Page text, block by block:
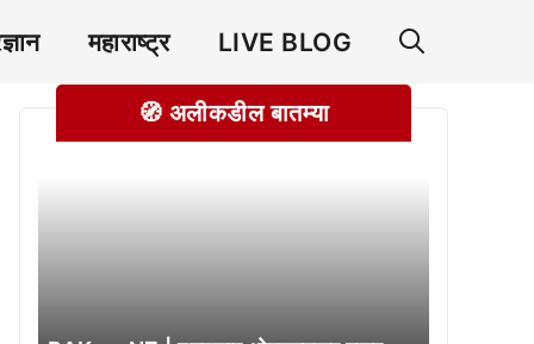
महाराष्ट्र LIVE BLOG
🧭 अलीकडील बातम्या